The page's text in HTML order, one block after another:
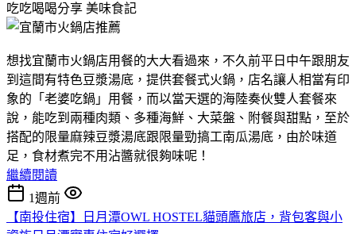
吃吃喝喝分享 美味食記
想找宜蘭市火鍋店用餐的大大看過來，不久前平日中午跟朋友
到這間有特色豆漿湯底，提供套餐式火鍋，店名讓人相當有印
象的「老婆吃鍋」用餐，而以當天選的海陸奏伙雙人套餐來
說，能吃到兩種肉類、多種海鮮、大菜盤、附餐與甜點，至於
搭配的限量麻辣豆漿湯底跟限量勁搞工南瓜湯底，由於味道
足，食材煮完不用沾醬就很夠味呢！
繼續閱讀
1週前
【南投住宿】日月潭OWL HOSTEL貓頭鷹旅店，背包客與小